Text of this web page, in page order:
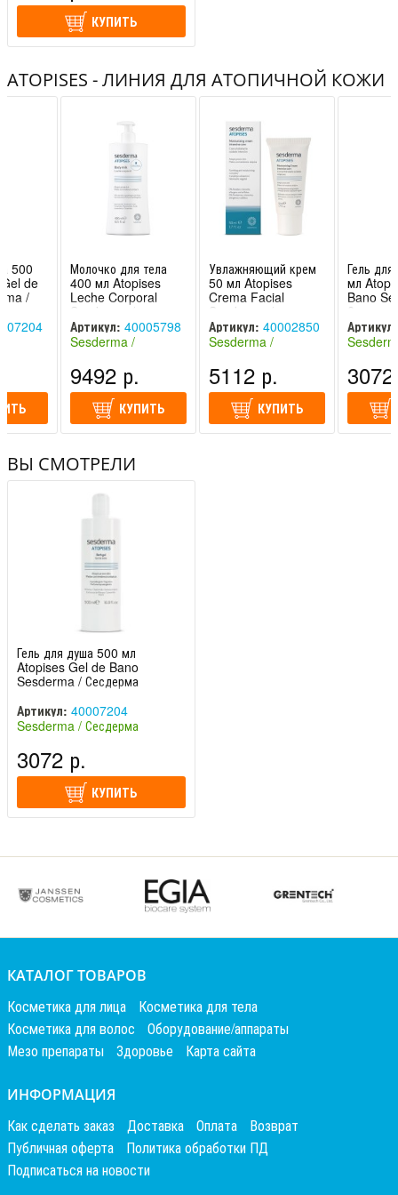
КУПИТЬ
ATOPISES - ЛИНИЯ ДЛЯ АТОПИЧНОЙ КОЖИ
500
de
/
Молочко для тела
400 мл Atopises
Leche Corporal
Sesderma /
Сесдерма
Артикул: 40005798
Sesderma /
9492 р.
КУПИТЬ
Увлажняющий крем
50 мл Atopises
Crema Facial
Sesderma /
Сесдерма
Артикул: 40002850
Sesderma /
5112 р.
КУПИТЬ
Гель
мл
Bano
Артикул:
ВЫ СМОТРЕЛИ
Гель для душа 500 мл
Atopises Gel de Bano
Sesderma / Сесдерма
Артикул: 40007204
Sesderma / Сесдерма
3072 р.
КУПИТЬ
КАТАЛОГ ТОВАРОВ
Косметика для лица
Косметика для тела
Косметика для волос
Оборудование/аппараты
Мезо препараты
Здоровье Карта сайта
ИНФОРМАЦИЯ
Как сделать заказ Доставка Оплата
Возврат
Публичная оферта
Политика обработки ПД
Подписаться на новости